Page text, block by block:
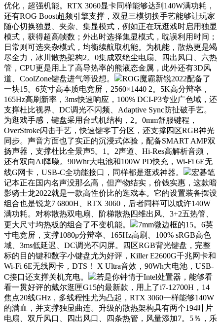
优化，超强机能。RTX 3060显卡同样能够达到140W满功耗，
还有ROG Boost超频引擎支撑，双显三模切换手艺能够让玩家
随心切换独显、夹杂、集显模式，例如正在玩逛戏时启用独显
模式，获得超高帧数；外出时选择集显模式，耽误利用时间；
日常则可选夹杂模式，均衡续航取机能。为机能，散热更是竭
尽全力，冰川散热架构2。0集成双绝尘电扇、四出风口、六热
管，CPU更是用上了高导热率的熊液态金属，此外还有3D风
道、CoolZone键盘进气等设想。
ROG魔霸新锐2022配备了
一块15。6英寸高本质电竞屏，2560×1440 2。5K高分辩率，
165Hz高刷新率，3ms快速响应，100% DCI-P3专业广色域，还
支撑杜比视界、DC调光不闪频、Adaptive Sync防扯破手艺。
为逛戏手感，键盘采用台式机结构，2。0mm舒服键程，
OverStroke闪击手艺，快速键零丁分区，还支撑四区RGB神光
同步。声音方面也了实正的沉浸式体验，配备SMART AMP双
扬声器，支撑杜比全景声5。1。2声道、Hi-Res高解析音频，
还有双向AI降噪。90Whr大电池和100W PD快充，Wi-Fi 6E无
线G网卡，USB-C全功能接口，同样都是逛戏神器。
宏碁笔
记本正在国内名声没那么高，但产物结实，价钱实惠，这款暗
影骑士龙2022就是一款高性价比的逛戏本。它的设置装备摆设
组合也是锐龙7 6800H、RTX 3060，后者同样可以或许140W
满功耗。对称散热双电扇、阶梯散热四维出风、3+2五热管、
更大尺寸均热板的组合了不变机能。
7mm微边框的15。6英
寸电竞屏，支撑1080p分辩率、165Hz高刷、100% sRGB高色
域、3ms低延迟、DC调光不闪屏。四区RGB背光键盘，完整
标的目的键和数字小键盘尤为好评，Killer E2600G千兆网卡和
Wi-Fi 6E无线网卡，DTS！ X Ultra音效，90Wh大电池，USB-
C接口还支撑关机充电。
若是你钟情于Intel处置器，能够看
看一贯好评的戴尔逛匣G15的最新款，用上了i7-12700H，14
焦点20线GHz，多线程性尤为凸起，RTX 3060一样能够140W
的满血，并支撑独显曲连。升级的散热架构具有两个194叶片
电扇、双斤风口、四出风口、四条热管，风量添加7。5％，乐